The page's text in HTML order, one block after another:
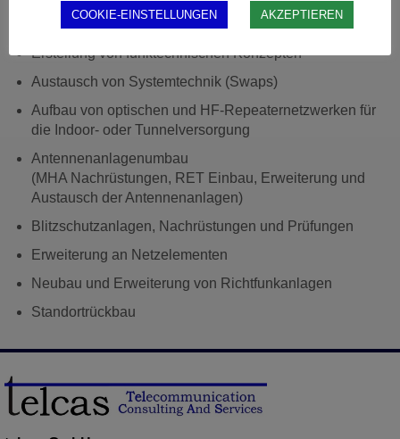
Erstellung von funktechnischen Konzepten
Austausch von Systemtechnik (Swaps)
Aufbau von optischen und HF-Repeaternetzwerken für
die Indoor- oder Tunnelversorgung
Antennenanlagenumbau
(MHA Nachrüstungen, RET Einbau, Erweiterung und
Austausch der Antennenanlagen)
Blitzschutzanlagen, Nachrüstungen und Prüfungen
Erweiterung an Netzelementen
Neubau und Erweiterung von Richtfunkanlagen
Standortrückbau
COOKIE-EINSTELLUNGEN AKZEPTIEREN